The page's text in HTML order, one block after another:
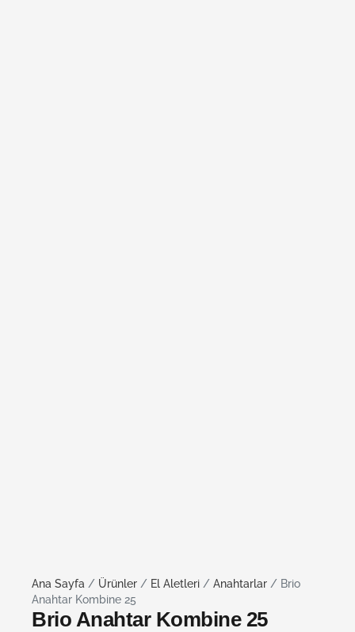
Ana Sayfa / Ürünler / El Aletleri / Anahtarlar / Brio
Anahtar Kombine 25
Brio Anahtar Kombine 25